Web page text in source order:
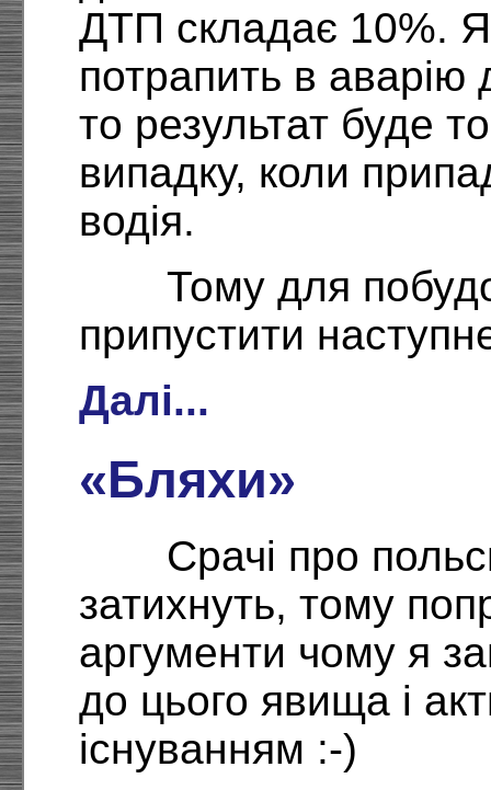
ДТП складає 10%.
потрапить в аварію
то результат буде
випадку, коли
водія.
Тому для
припустити
Далі...
«Бляхи»
Срачі про
затихнуть, тому
аргументи чому я
до цього явища і
існуванням :-)